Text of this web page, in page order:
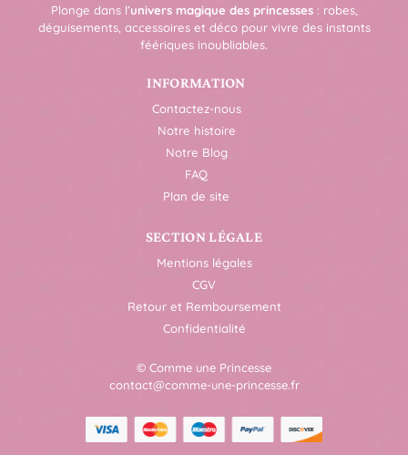
Plonge dans l’univers magique des princesses: robes,
déguisements, accessoires et déco pour vivre des instants
féériques inoubliables.
INFORMATION
Contactez-nous
Notre histoire
Notre Blog
FAQ
Plan de site
SECTION LÉGALE
Mentions légales
CGV
Retour et Remboursement
Confidentialité
© Comme une Princesse
contact@comme-une-princesse.fr